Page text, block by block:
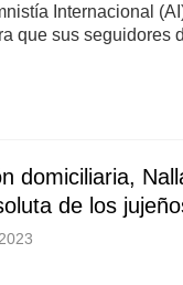
Internacional
que sus seguidores
domiciliaria,
de los